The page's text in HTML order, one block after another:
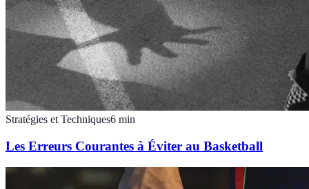
Stratégies et Techniques6 min
Les Erreurs Courantes à Éviter au Basketball